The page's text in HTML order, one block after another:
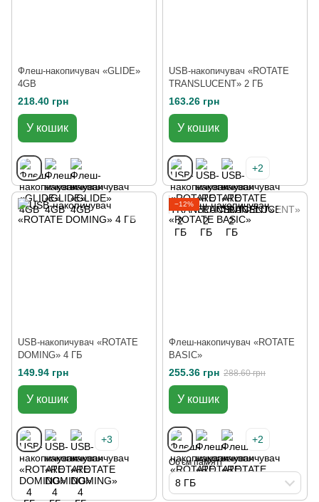
Флеш-накопичувач «GLIDE»
4GB
218.40 грн
У кошик
USB-накопичувач «ROTATE
TRANSLUCENT» 2 ГБ
163.26 грн
У кошик
+2
USB-накопичувач «ROTATE
DOMING» 4 ГБ
149.94 грн
У кошик
+3
−12%
Флеш-накопичувач «ROTATE
BASIC»
255.36 грн 288.60 грн
У кошик
+2
Об'єм пам'яті
8 ГБ